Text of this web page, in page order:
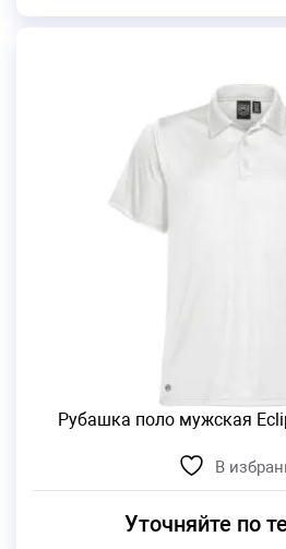
Рубашка поло мужская
В
Уточняйте по